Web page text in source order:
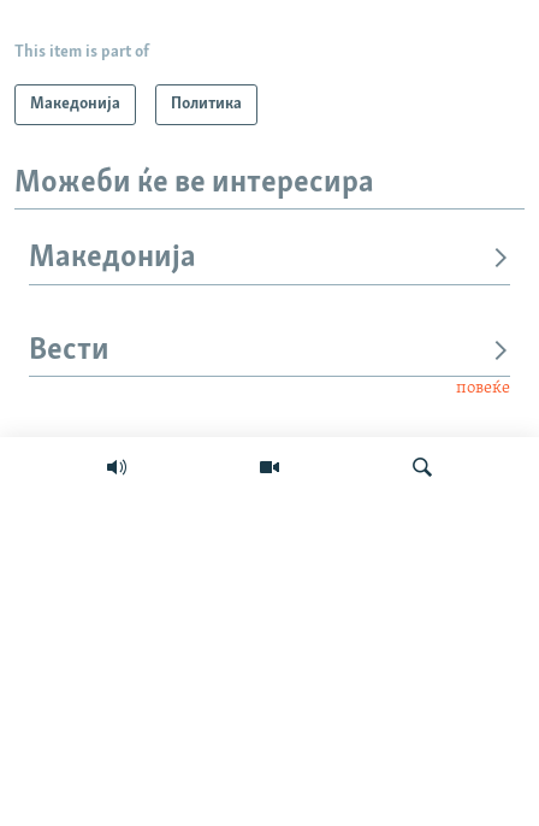
This item is part of
Македонија Политика
Можеби ќе ве интересира
Македонија
Вести
повеќе
Интервју